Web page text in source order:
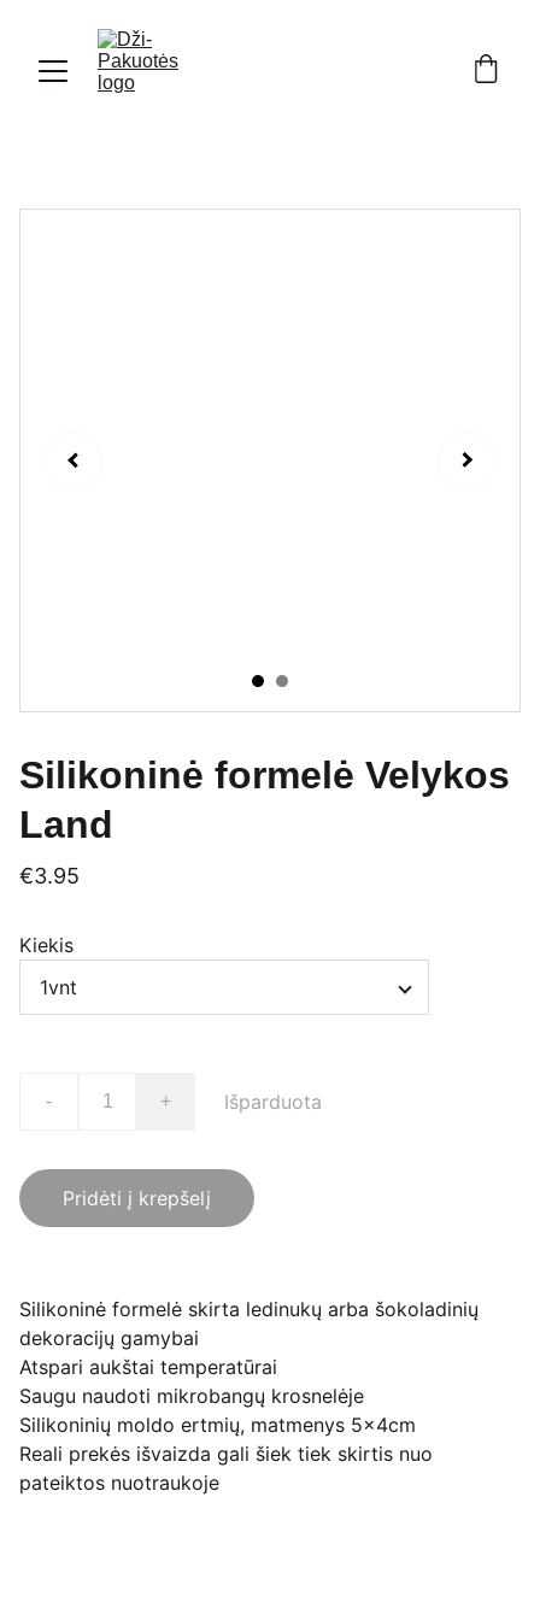
Silikoninė formelė Velykos
Land
€3.95
Kiekis
- + Išparduota
Pridėti į krepšelį
Silikoninė formelė skirta ledinukų arba šokoladinių
dekoracijų gamybai
Atspari aukštai temperatūrai
Saugu naudoti mikrobangų krosnelėje
Silikoninių moldo ertmių, matmenys 5x4cm
Reali prekės išvaizda gali šiek tiek skirtis nuo
pateiktos nuotraukoje